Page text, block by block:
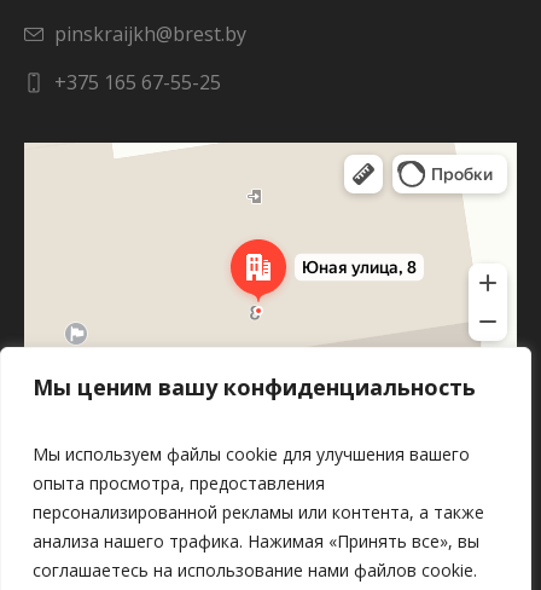
Мы ценим вашу конфиденциальность
Мы используем файлы cookie для улучшения вашего
опыта просмотра, предоставления
персонализированной рекламы или контента, а также
анализа нашего трафика. Нажимая «Принять все», вы
соглашаетесь на использование нами файлов cookie.
pinskraijkh@brest.by
+375 165 67-55-25
Яндекс Карты